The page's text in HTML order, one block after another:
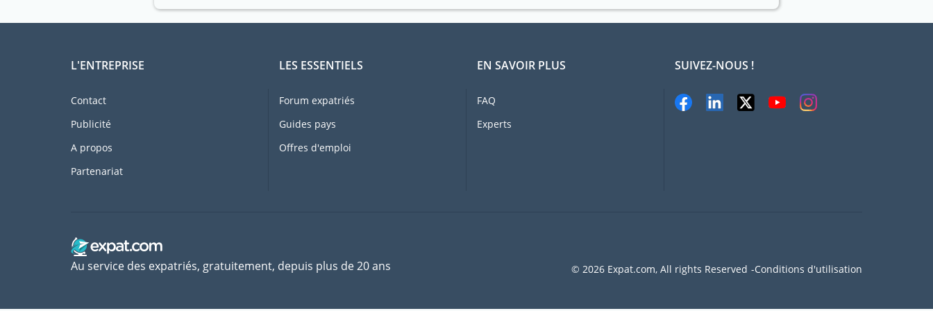
L'ENTREPRISE
Contact
Publicité
A propos
Partenariat
LES ESSENTIELS
Forum expatriés
Guides pays
Offres d'emploi
EN SAVOIR PLUS
FAQ
Experts
SUIVEZ-NOUS !
© 2026 Expat.com, All rights Reserved Conditions d'utilisation
Au service des expatriés, gratuitement, depuis plus de 20 ans